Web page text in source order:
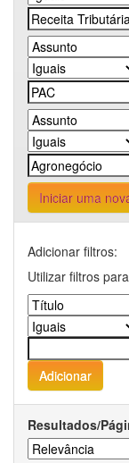
Iniciar uma
Adicionar filtros:
Utilizar filtros
Resultados/